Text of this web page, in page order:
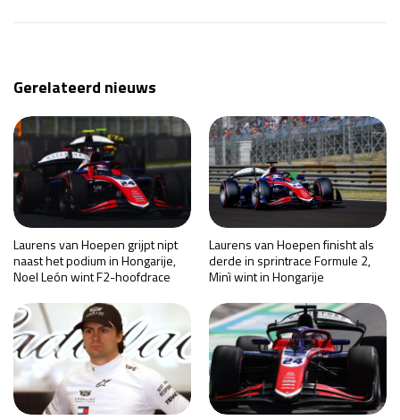
Gerelateerd nieuws
Laurens van Hoepen grijpt nipt
naast het podium in Hongarije,
Noel León wint F2-hoofdrace
Laurens van Hoepen finisht als
derde in sprintrace Formule 2,
Minì wint in Hongarije